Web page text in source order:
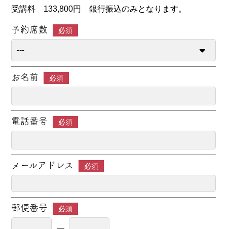
受講料 133,800円 銀行振込のみとなります。
予約席数 必須
お名前 必須
電話番号 必須
メールアドレス 必須
郵便番号 必須